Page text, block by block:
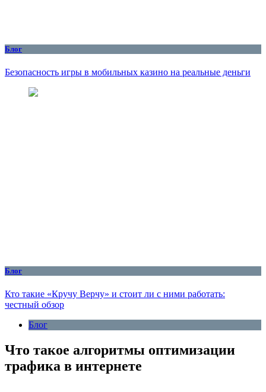
Блог
Безопасность игры в мобильных казино на реальные деньги
Блог
Кто такие «Кручу Верчу» и стоит ли с ними работать:
честный обзор
Блог
Что такое алгоритмы оптимизации
трафика в интернете